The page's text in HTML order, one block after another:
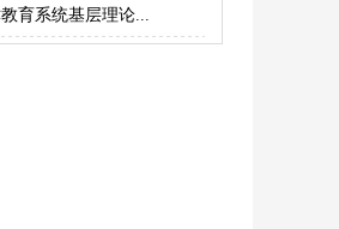
育系统基层理论...